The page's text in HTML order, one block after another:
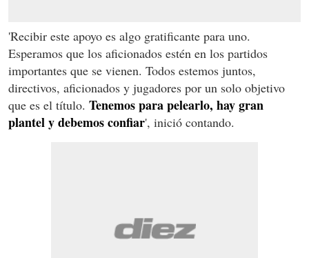
'Recibir este apoyo es algo gratificante para uno.
Esperamos que los aficionados estén en los partidos
importantes que se vienen. Todos estemos juntos,
directivos, aficionados y jugadores por un solo objetivo
que es el título. Tenemos para pelearlo, hay gran
plantel y debemos confiar', inició contando.